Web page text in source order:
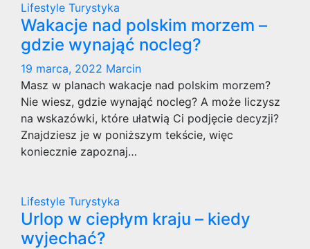
Lifestyle Turystyka
Wakacje nad polskim morzem –
gdzie wynająć nocleg?
19 marca, 2022 Marcin
Masz w planach wakacje nad polskim morzem?
Nie wiesz, gdzie wynająć nocleg? A może liczysz
na wskazówki, które ułatwią Ci podjęcie decyzji?
Znajdziesz je w poniższym tekście, więc
koniecznie zapoznaj…
Lifestyle Turystyka
Urlop w ciepłym kraju – kiedy
wyjechać?